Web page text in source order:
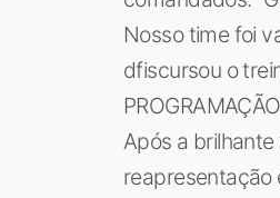
Nosso time foi
dfiscursou o
PROGRAMAÇÃO
Após a
reapresentação